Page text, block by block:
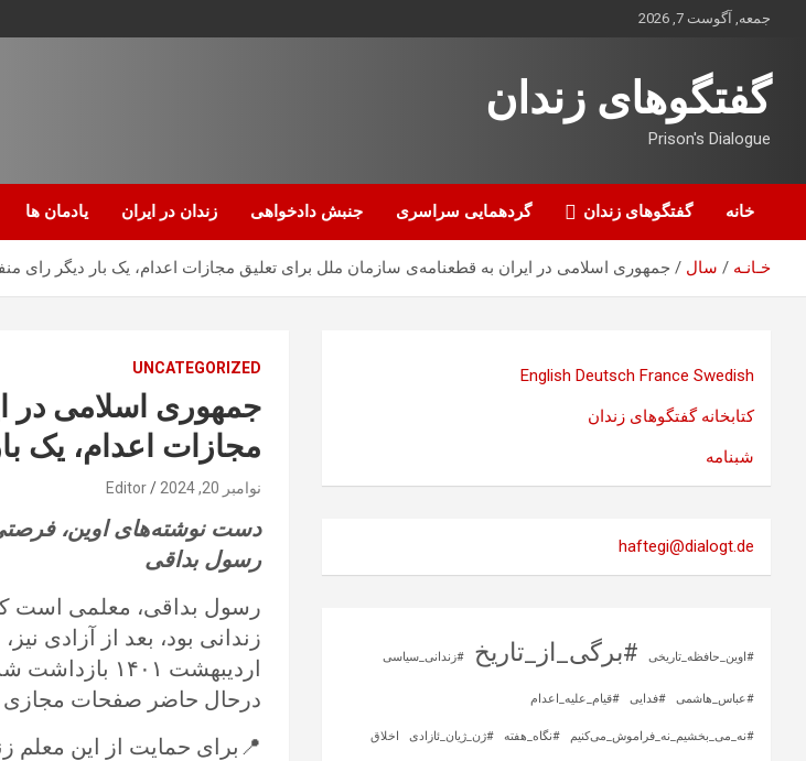
جمعه, آگوست 7, 2026
گفتگوهای زندان
Prison's Dialogue
خانه گفتگوهای زندان گردهمایی سراسری جنبش دادخواهی زندان در ایران یادمان ها
خـانـه سال جمهوری اسلامی در ایران به قطعنامه‌ی سازمان ملل برای تعلیق مجازات اعدام، یک بار دیگر رای
UNCATEGORIZED
جمهوری اسلامی در
مجازات اعدام، یک
نوامبر 20, 2024 Editor
دست نوشته‌های اوین،
رسول بداقی
زندانی بود، بعد از آزادی
اردیبهشت
درحال حاضر صفحات
📍برای حمایت از این معلم
English Deutsch France Swedish
کتابخانه گفتگوهای زندان
شبنامه
haftegi@dialogt.de
#اوین_حافظه_تاریخی #برگی_از_تاریخ #زندانی_سیاسی
#عباس_هاشمی #فدایی #قیام_علیه_اعدام
#نه_می_بخشیم_نه_فراموش_می‌کنیم #نگاه_هفته #ژن_ژیان_ئازادی اخلاق